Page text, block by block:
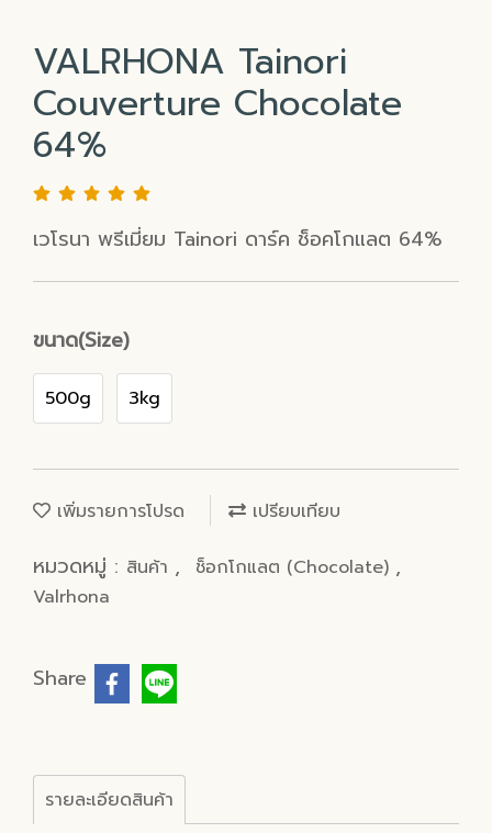
VALRHONA Tainori
Couverture Chocolate
64%
เวโรนา พรีเมี่ยม Tainori ดาร์ค ช็อคโกแลต 64%
ขนาด(Size)
500g 3kg
เพิ่มรายการโปรด เปรียบเทียบ
หมวดหมู่ : สินค้า , ช็อกโกแลต (Chocolate) ,
Valrhona
Share
รายละเอียดสินค้า